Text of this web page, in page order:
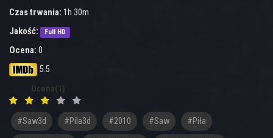
Czas trwania: 1h 30m
Jakość:
Full HD
Ocena: 0
5.5
Ocena(1)
#saw3d #pila3d #2010 #Saw #Piła